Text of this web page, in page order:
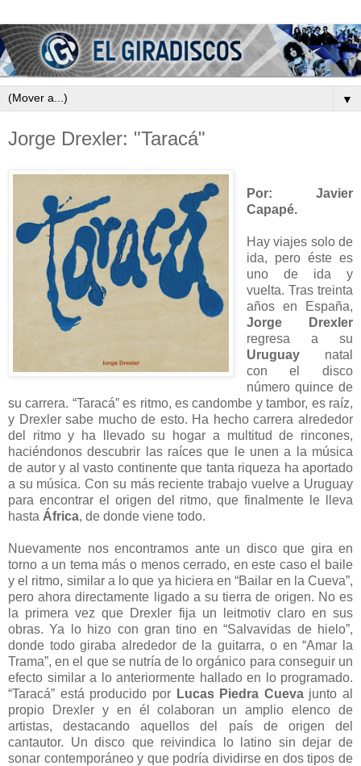
▼
Jorge Drexler: "Taracá"
Por: Javier
Capapé.
Hay viajes solo de
ida, pero éste es
uno de ida y
vuelta. Tras treinta
años en España,
Jorge Drexler
regresa a su
Uruguaynatal
con el disco
número quince de
su carrera. “Taracá” es ritmo, es candombe y tambor, es raíz,
y Drexler sabe mucho de esto. Ha hecho carrera alrededor
del ritmo y ha llevado su hogar a multitud de rincones,
haciéndonos descubrir las raíces que le unen a la música
de autor y al vasto continente que tanta riqueza ha aportado
a su música. Con su más reciente trabajo vuelve a Uruguay
para encontrar el origen del ritmo, que finalmente le lleva
hasta África, de donde viene todo.
Nuevamente nos encontramos ante un disco que gira en
torno a un tema más o menos cerrado, en este caso el baile
y el ritmo, similar a lo que ya hiciera en “Bailar en la Cueva”,
pero ahora directamente ligado a su tierra de origen. No es
la primera vez que Drexler fija un leitmotiv claro en sus
obras. Ya lo hizo con gran tino en “Salvavidas de hielo”,
donde todo giraba alrededor de la guitarra, o en “Amar la
Trama”, en el que se nutría de lo orgánico para conseguir un
efecto similar a lo anteriormente hallado en lo programado.
“Taracá” está producido por Lucas Piedra Cuevajunto al
propio Drexler y en él colaboran un amplio elenco de
artistas, destacando aquellos del país de origen del
cantautor. Un disco que reivindica lo latino sin dejar de
sonar contemporáneo y que podría dividirse en dos tipos de